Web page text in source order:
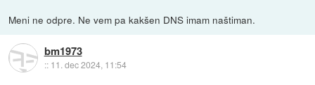
Meni ne odpre. Ne vem pa kakšen DNS imam naštiman.
bm1973
:: 11. dec 2024, 11:54